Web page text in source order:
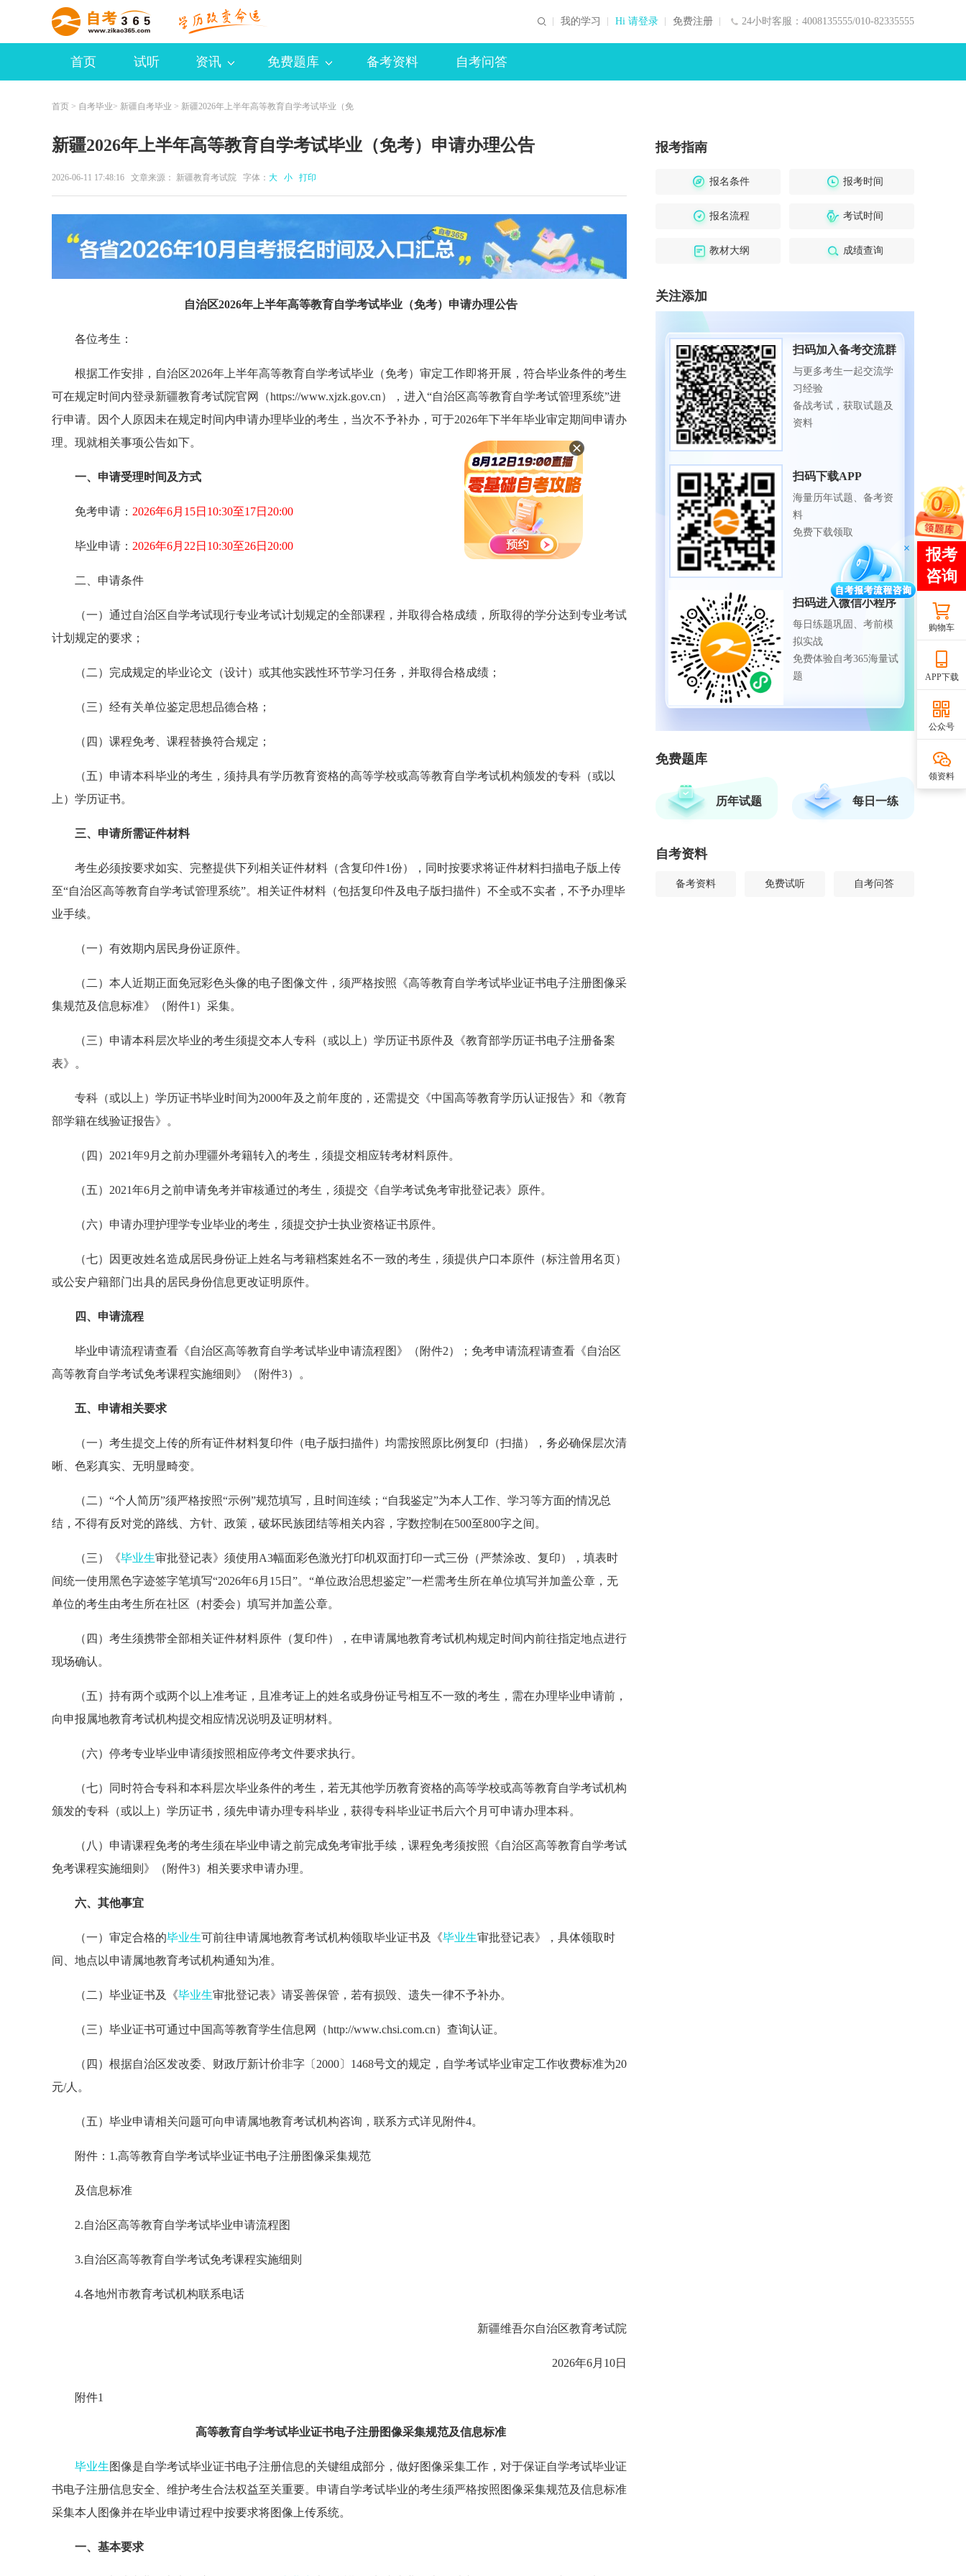
24小时客服：4008135555/010-82335555
我的学习 Hi 请登录 免费注册
首页 试听 资讯 免费题库 备考资料 自考问答
首页 > 自考毕业> 新疆自考毕业 > 新疆2026年上半年高等教育自学考试毕业（免
新疆2026年上半年高等教育自学考试毕业（免考）申请办理公告
2026-06-11 17:48:16 文章来源： 新疆教育考试院 字体： 大 小 打印
自治区2026年上半年高等教育自学考试毕业（免考）申请办理公告
各位考生：
根据工作安排，自治区2026年上半年高等教育自学考试毕业（免考）审定工作即将开展，符合毕业条件的考生
可在规定时间内登录新疆教育考试院官网（https://www.xjzk.gov.cn），进入“自治区高等教育自学考试管理系统”进
行申请。因个人原因未在规定时间内申请办理毕业的考生，当次不予补办，可于2026年下半年毕业审定期间申请办
理。现就相关事项公告如下。
一、申请受理时间及方式
免考申请： 2026年6月15日10:30至17日20:00
毕业申请： 2026年6月22日10:30至26日20:00
二、申请条件
（一）通过自治区自学考试现行专业考试计划规定的全部课程，并取得合格成绩，所取得的学分达到专业考试
计划规定的要求；
（二）完成规定的毕业论文（设计）或其他实践性环节学习任务，并取得合格成绩；
（三）经有关单位鉴定思想品德合格；
（四）课程免考、课程替换符合规定；
（五）申请本科毕业的考生，须持具有学历教育资格的高等学校或高等教育自学考试机构颁发的专科（或以
上）学历证书。
三、申请所需证件材料
考生必须按要求如实、完整提供下列相关证件材料（含复印件1份），同时按要求将证件材料扫描电子版上传
至“自治区高等教育自学考试管理系统”。相关证件材料（包括复印件及电子版扫描件）不全或不实者，不予办理毕
业手续。
（一）有效期内居民身份证原件。
（二）本人近期正面免冠彩色头像的电子图像文件，须严格按照《高等教育自学考试毕业证书电子注册图像采
集规范及信息标准》（附件1）采集。
（三）申请本科层次毕业的考生须提交本人专科（或以上）学历证书原件及《教育部学历证书电子注册备案
表》。
专科（或以上）学历证书毕业时间为2000年及之前年度的，还需提交《中国高等教育学历认证报告》和《教育
部学籍在线验证报告》。
（四）2021年9月之前办理疆外考籍转入的考生，须提交相应转考材料原件。
（五）2021年6月之前申请免考并审核通过的考生，须提交《自学考试免考审批登记表》原件。
（六）申请办理护理学专业毕业的考生，须提交护士执业资格证书原件。
（七）因更改姓名造成居民身份证上姓名与考籍档案姓名不一致的考生，须提供户口本原件（标注曾用名页）
或公安户籍部门出具的居民身份信息更改证明原件。
四、申请流程
毕业申请流程请查看《自治区高等教育自学考试毕业申请流程图》（附件2）；免考申请流程请查看《自治区
高等教育自学考试免考课程实施细则》（附件3）。
五、申请相关要求
（一）考生提交上传的所有证件材料复印件（电子版扫描件）均需按照原比例复印（扫描），务必确保层次清
晰、色彩真实、无明显畸变。
（二）“个人简历”须严格按照“示例”规范填写，且时间连续；“自我鉴定”为本人工作、学习等方面的情况总
结，不得有反对党的路线、方针、政策，破坏民族团结等相关内容，字数控制在500至800字之间。
（三）《毕业生审批登记表》须使用A3幅面彩色激光打印机双面打印一式三份（严禁涂改、复印），填表时
间统一使用黑色字迹签字笔填写“2026年6月15日”。“单位政治思想鉴定”一栏需考生所在单位填写并加盖公章，无
单位的考生由考生所在社区（村委会）填写并加盖公章。
（四）考生须携带全部相关证件材料原件（复印件），在申请属地教育考试机构规定时间内前往指定地点进行
现场确认。
（五）持有两个或两个以上准考证，且准考证上的姓名或身份证号相互不一致的考生，需在办理毕业申请前，
向申报属地教育考试机构提交相应情况说明及证明材料。
（六）停考专业毕业申请须按照相应停考文件要求执行。
（七）同时符合专科和本科层次毕业条件的考生，若无其他学历教育资格的高等学校或高等教育自学考试机构
颁发的专科（或以上）学历证书，须先申请办理专科毕业，获得专科毕业证书后六个月可申请办理本科。
（八）申请课程免考的考生须在毕业申请之前完成免考审批手续，课程免考须按照《自治区高等教育自学考试
免考课程实施细则》（附件3）相关要求申请办理。
六、其他事宜
（一）审定合格的毕业生可前往申请属地教育考试机构领取毕业证书及《毕业生审批登记表》，具体领取时
间、地点以申请属地教育考试机构通知为准。
（二）毕业证书及《毕业生审批登记表》请妥善保管，若有损毁、遗失一律不予补办。
（三）毕业证书可通过中国高等教育学生信息网（http://www.chsi.com.cn）查询认证。
（四）根据自治区发改委、财政厅新计价非字〔2000〕1468号文的规定，自学考试毕业审定工作收费标准为20
元/人。
（五）毕业申请相关问题可向申请属地教育考试机构咨询，联系方式详见附件4。
附件：1.高等教育自学考试毕业证书电子注册图像采集规范
及信息标准
2.自治区高等教育自学考试毕业申请流程图
3.自治区高等教育自学考试免考课程实施细则
4.各地州市教育考试机构联系电话
新疆维吾尔自治区教育考试院
2026年6月10日
附件1
高等教育自学考试毕业证书电子注册图像采集规范及信息标准
毕业生图像是自学考试毕业证书电子注册信息的关键组成部分，做好图像采集工作，对于保证自学考试毕业证
书电子注册信息安全、维护考生合法权益至关重要。申请自学考试毕业的考生须严格按照图像采集规范及信息标准
采集本人图像并在毕业申请过程中按要求将图像上传系统。
一、基本要求
报考指南
报名条件 报考时间
报名流程 考试时间
教材大纲 成绩查询
关注添加
扫码加入备考交流群
与更多考生一起交流学
习经验
备战考试，获取试题及
资料
扫码下载APP
海量历年试题、备考资
料
免费下载领取
扫码进入微信小程序
每日练题巩固、考前模
拟实战
免费体验自考365海量试
题
免费题库
历年试题 每日一练
自考资料
备考资料 免费试听 自考问答
购物车
APP下载
公众号
领资料